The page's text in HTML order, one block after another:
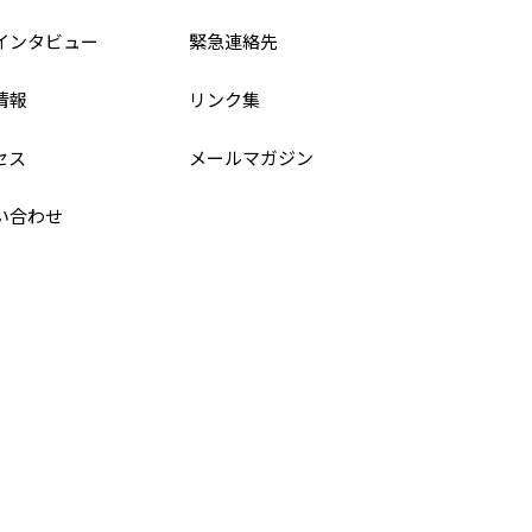
ンタビュー 緊急連絡先
報 リンク集
ス メールマガジン
合わせ